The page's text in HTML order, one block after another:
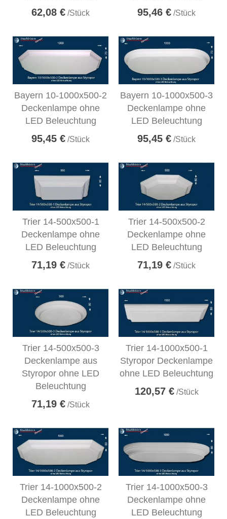
62,08 € /Stück 95,46 € /Stück
Bayern 10-1000x500-2
Deckenlampe ohne
LED Beleuchtung
95,45 € /Stück
Bayern 10-1000x500-3
Deckenlampe ohne
LED Beleuchtung
95,45 € /Stück
Trier 14-500x500-1
Deckenlampe ohne
LED Beleuchtung
71,19 € /Stück
Trier 14-500x500-2
Deckenlampe ohne
LED Beleuchtung
71,19 € /Stück
Trier 14-500x500-3
Deckenlampe aus
Styropor ohne LED
Beleuchtung
71,19 € /Stück
Trier 14-1000x500-1
Styropor Deckenlampe
ohne LED Beleuchtung
120,57 €/Stück
Trier 14-1000x500-2
Deckenlampe ohne
LED Beleuchtung
Trier 14-1000x500-3
Deckenlampe ohne
LED Beleuchtung